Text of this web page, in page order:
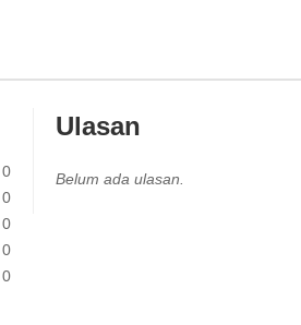
0
0
0
0
0
Ulasan
Belum ada ulasan.